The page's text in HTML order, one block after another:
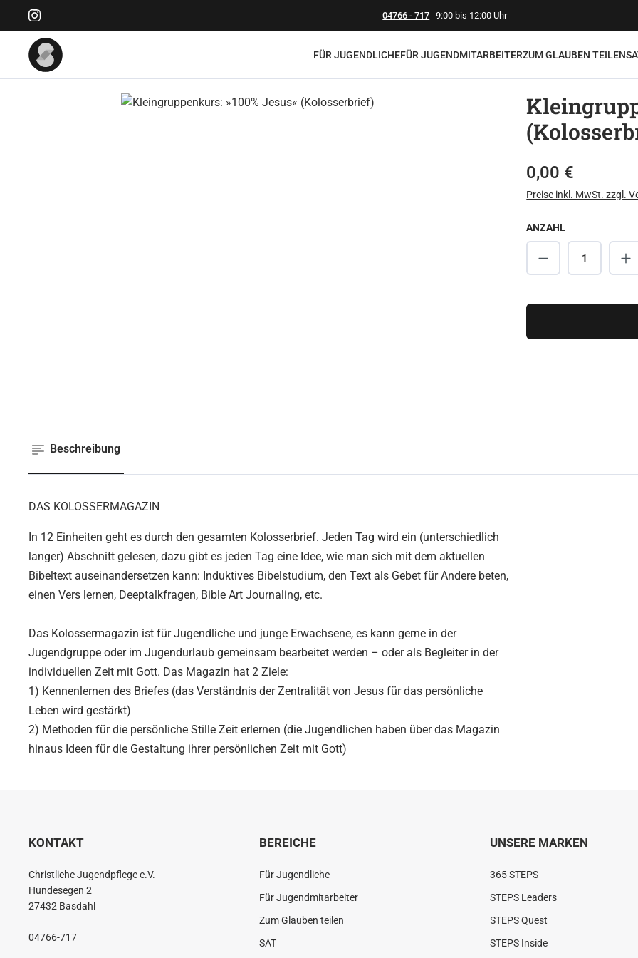
04766 - 717 9:00 bis 12:00 Uhr
FÜR JUGENDLICHEFÜR JUGENDMITARBEITERZUM GLAUBEN TEILEN
Bildergalerie überspringen
Regulärer Preis:
0,00 €
Preise inkl. MwSt. zzgl.
ANZAHL
Produkt
Beschreibung
DAS KOLOSSERMAGAZIN
In 12 Einheiten geht es durch den gesamten Kolosserbrief. Jeden Tag wird ein (unterschiedlich
langer) Abschnitt gelesen, dazu gibt es jeden Tag eine Idee, wie man sich mit dem aktuellen
Bibeltext auseinandersetzen kann: Induktives Bibelstudium, den Text als Gebet für Andere beten,
einen Vers lernen, Deeptalkfragen, Bible Art Journaling, etc.
Das Kolossermagazin ist für Jugendliche und junge Erwachsene, es kann gerne in der
Jugendgruppe oder im Jugendurlaub gemeinsam bearbeitet werden – oder als Begleiter in der
individuellen Zeit mit Gott. Das Magazin hat 2 Ziele:
1) Kennenlernen des Briefes (das Verständnis der Zentralität von Jesus für das persönliche
Leben wird gestärkt)
2) Methoden für die persönliche Stille Zeit erlernen (die Jugendlichen haben über das Magazin
hinaus Ideen für die Gestaltung ihrer persönlichen Zeit mit Gott)
KONTAKT
Christliche Jugendpflege e.V.
Hundesegen 2
27432 Basdahl
04766-717
BEREICHE
Für Jugendliche
Für Jugendmitarbeiter
Zum Glauben teilen
SAT
UNSERE MARKEN
365 STEPS
STEPS Leaders
STEPS Quest
STEPS Inside